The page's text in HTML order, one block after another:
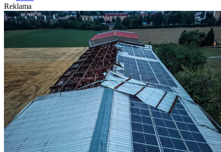
Reklama